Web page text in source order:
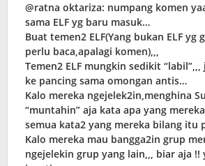
@ratna oktariza: numpang komen
sama ELF yg baru masuk…
Buat temen2 ELF(Yang bukan ELF yg
perlu baca,apalagi komen),,,
Temen2 ELF mungkin sedikit
ke pancing sama omongan antis…
Kalo mereka ngejelek2in,menghina
“muntahin” aja kata apa yang
semua kata2 yang mereka bilang
Kalo mereka mau bangga2in grup
ngejelekin grup yang lain,,, biar aja !!